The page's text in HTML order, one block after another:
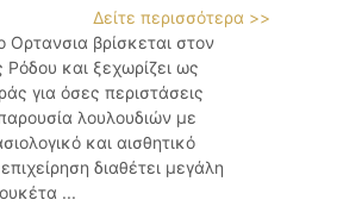
Δείτε περισσότερα >>
Ορτανσια βρίσκεται στον
Ρόδου και ξεχωρίζει ως
για όσες περιστάσεις
λουλουδιών με
και αισθητικό
διαθέτει μεγάλη
...